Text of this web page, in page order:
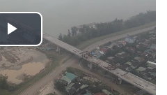
Play
Video